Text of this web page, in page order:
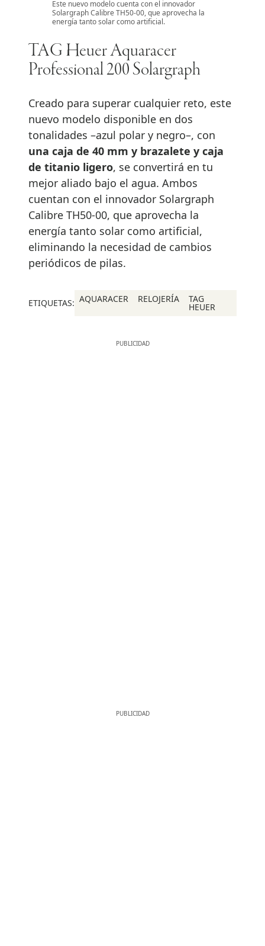
Este nuevo modelo cuenta con el innovador
Solargraph Calibre TH50-00, que aprovecha la
energía tanto solar como artificial.
TAG Heuer Aquaracer
Professional 200 Solargraph
Creado para superar cualquier reto, este
nuevo modelo disponible en dos
tonalidades –azul polar y negro–, con
una caja de 40 mm y brazalete y caja
de titanio ligero, se convertirá en tu
mejor aliado bajo el agua. Ambos
cuentan con el innovador Solargraph
Calibre TH50-00, que aprovecha la
energía tanto solar como artificial,
eliminando la necesidad de cambios
periódicos de pilas.
ETIQUETAS: AQUARACER RELOJERÍA TAG
HEUER